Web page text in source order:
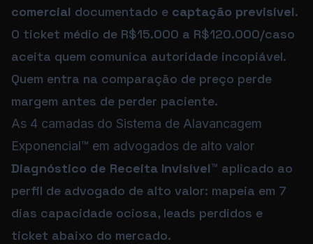
comercial documentado e captação previsível.
O ticket médio de R$15.000 a R$120.000/caso
aceita quem comunica autoridade incopiável.
Quem entra na comparação de preço perde
margem antes de perder paciente.
As 4 camadas do Sistema de Alavancagem
Exponencial™ em advogados de alto valor
Diagnóstico de Receita Invisível™ aplicado ao
perfil de advogado de alto valor: mapeia em 7
dias capacidade ociosa, leads perdidos e
ticket abaixo do mercado.